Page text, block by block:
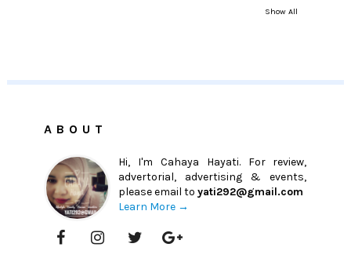
Show All
ABOUT
Hi, I'm Cahaya Hayati. For review,
advertorial, advertising & events,
please email toyati292@gmail.com
Learn More →